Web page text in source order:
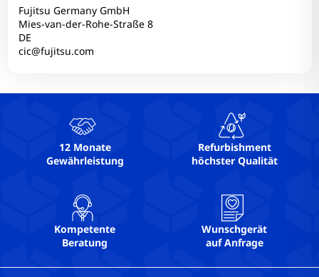
Technischer Zustand: Einwandfrei
Touchscreen: Nein
USB-C: 0
Webcam: Ja
WLAN: Ja
Fujitsu Germany GmbH
Mies-van-der-Rohe-Straße 8
DE
cic@fujitsu.com
12 Monate
Gewährleistung
Refurbishment
höchster Qualität
Kompetente
Beratung
Wunschgerät
auf Anfrage